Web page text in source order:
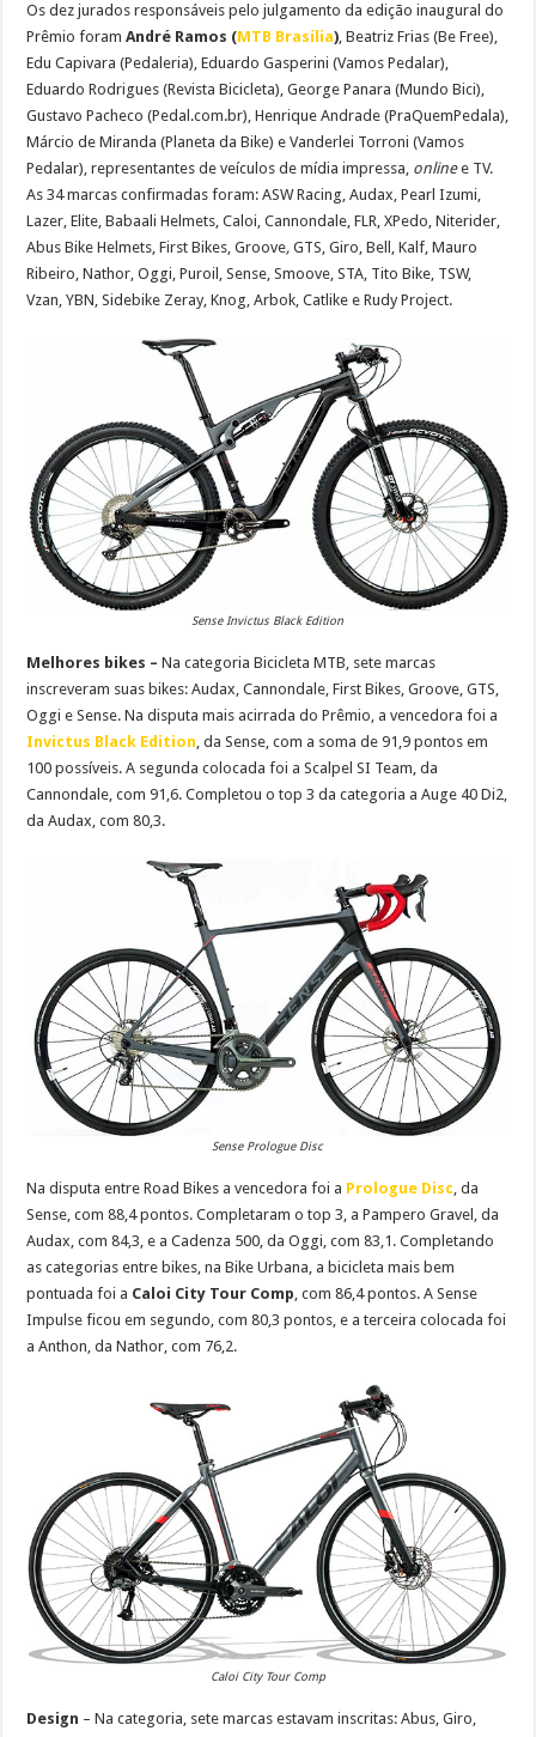
Os dez jurados responsáveis pelo julgamento da edição inaugural do
Prêmio foramAndré Ramos (MTB Brasília), Beatriz Frias (Be Free),
Edu Capivara (Pedaleria), Eduardo Gasperini (Vamos Pedalar),
Eduardo Rodrigues (Revista Bicicleta), George Panara (Mundo Bici),
Gustavo Pacheco (Pedal.com.br), Henrique Andrade (PraQuemPedala),
Márcio de Miranda (Planeta da Bike) e Vanderlei Torroni (Vamos
Pedalar), representantes de veículos de mídia impressa, onlinee TV.
As 34 marcas confirmadas foram: ASW Racing, Audax, Pearl Izumi,
Lazer, Elite, Babaali Helmets, Caloi, Cannondale, FLR, XPedo, Niterider,
Abus Bike Helmets, First Bikes, Groove, GTS, Giro, Bell, Kalf, Mauro
Ribeiro, Nathor, Oggi, Puroil, Sense, Smoove, STA, Tito Bike, TSW,
Vzan, YBN, Sidebike Zeray, Knog, Arbok, Catlike e Rudy Project.
Sense Invictus Black Edition
Melhores bikes – Na categoria Bicicleta MTB, sete marcas
inscreveram suas bikes: Audax, Cannondale, First Bikes, Groove, GTS,
Oggi e Sense. Na disputa mais acirrada do Prêmio, a vencedora foi a
Invictus Black Edition , da Sense, com a soma de 91,9 pontos em
100 possíveis. A segunda colocada foi a Scalpel SI Team, da
Cannondale, com 91,6. Completou o top 3 da categoria a Auge 40 Di2,
da Audax, com 80,3.
Sense Prologue Disc
Na disputa entre Road Bikes a vencedora foi a Prologue Disc , da
Sense, com 88,4 pontos. Completaram o top 3, a Pampero Gravel, da
Audax, com 84,3, e a Cadenza 500, da Oggi, com 83,1. Completando
as categorias entre bikes, na Bike Urbana, a bicicleta mais bem
pontuada foi a Caloi City Tour Comp , com 86,4 pontos. A Sense
Impulse ficou em segundo, com 80,3 pontos, e a terceira colocada foi
a Anthon, da Nathor, com 76,2.
Caloi City Tour Comp
Design – Na categoria, sete marcas estavam inscritas: Abus, Giro,